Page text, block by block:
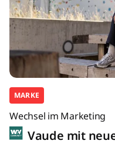
MARKE
Wechsel im Marketing
Vaude mit